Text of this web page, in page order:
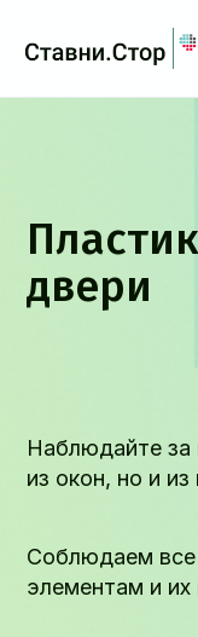
двери
Наблюдайте за
из окон, но и
Соблюдаем
элементам и их